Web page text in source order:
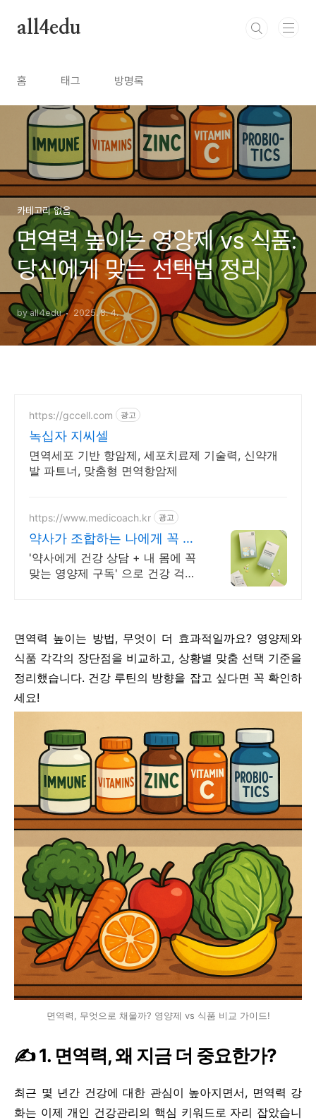
all4edu
홈 태그 방명록
카테고리 없음
면역력 높이는 영양제 vs 식품:
당신에게 맞는 선택법 정리
by all4edu 2025. 8. 4.
https://gccell.com 광고
녹십자 지씨셀
면역세포 기반 항암제, 세포치료제 기술력, 신약개
발 파트너, 맞춤형 면역항암제
https://www.medicoach.kr 광고
약사가 조합하는 나에게 꼭 맞
는 맞춤형 영양제.
'약사에게 건강 상담 + 내 몸에 꼭
맞는 영양제 구독' 으로 건강 걱정
면역력 높이는 방법, 무엇이 더 효과적일까요? 영양제와
식품 각각의 장단점을 비교하고, 상황별 맞춤 선택 기준을
정리했습니다. 건강 루틴의 방향을 잡고 싶다면 꼭 확인하
세요!
면역력, 무엇으로 채울까? 영양제 vs 식품 비교 가이드!
✍️ 1. 면역력, 왜 지금 더 중요한가?
최근 몇 년간 건강에 대한 관심이 높아지면서, 면역력 강
화는 이제 개인 건강관리의 핵심 키워드로 자리 잡았습니